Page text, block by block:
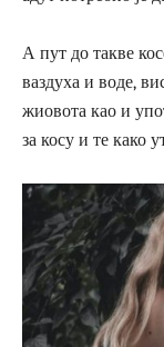
А пут до такве
ваздуха и воде,
жиовота као и
за косу и те како